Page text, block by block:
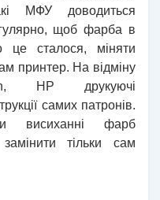
МФУ доводиться
щоб фарба в
сталося, міняти
принтер. На відміну
, HP
друкуючі
самих патронів.
висиханні фарб
тільки сам